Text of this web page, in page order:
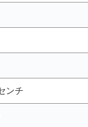
ンチ